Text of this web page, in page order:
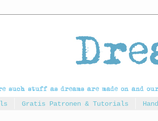
Gratis Patronen & Tutorials